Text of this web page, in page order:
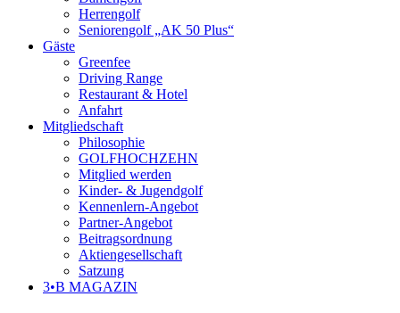
Herrengolf
Seniorengolf „AK 50 Plus“
Gäste
Greenfee
Driving Range
Restaurant & Hotel
Anfahrt
Mitgliedschaft
Philosophie
GOLFHOCHZEHN
Mitglied werden
Kinder- & Jugendgolf
Kennenlern-Angebot
Partner-Angebot
Beitragsordnung
Aktiengesellschaft
Satzung
3•B MAGAZIN